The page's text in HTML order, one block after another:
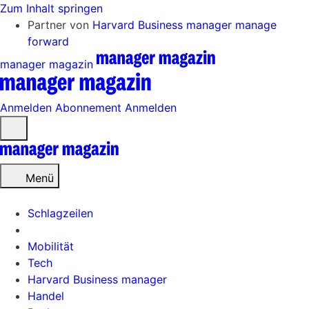
Zum Inhalt springen
Partner von Harvard Business manager manage
forward
manager magazin
Anmelden Abonnement Anmelden
öffnen
Menü
Schlagzeilen
Mobilität
Tech
Harvard Business manager
Handel